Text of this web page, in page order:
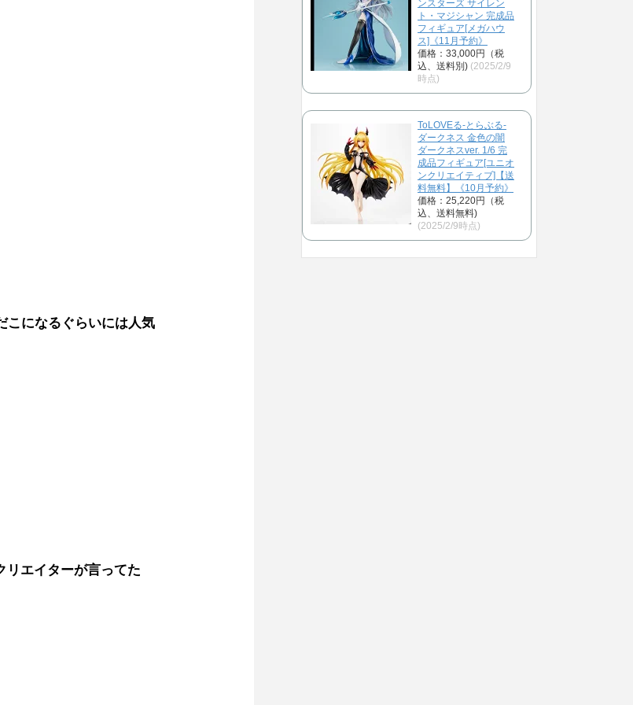
こになるぐらいには人気
リエイターが言ってた
ンスターズ サイレン
ト・マジシャン 完成品
フィギュア[メガハウ
ス]《11月予約》
価格：33,000円（税
込、送料別) (2025/2/9
時点)
ToLOVEる-とらぶる-
ダークネス 金色の闇
ダークネスver. 1/6 完
成品フィギュア[ユニオ
ンクリエイティブ]【送
料無料】《10月予約》
価格：25,220円（税
込、送料無料)
(2025/2/9時点)